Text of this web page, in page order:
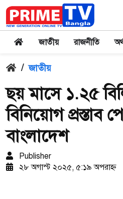
জাতীয় রাজনীতি
/ জাতীয়
ছয় মাসে ১.২৫
বিনিয়োগ প্রস্তাব
বাংলাদেশ
Publisher
২৮ অগাস্ট ২০২৫, ৫:১৯ অপরাহ্ন